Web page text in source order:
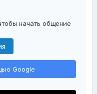
начать общение
Google